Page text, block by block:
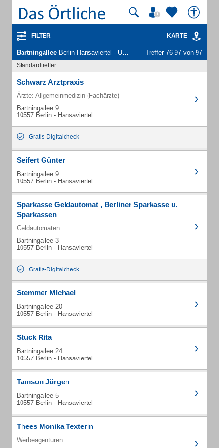
FILTER KARTE
Bartningallee Berlin Hansaviertel - Unternehmen und Personen Treffer 76-97 von 97
Standardtreffer
Schwarz Arztpraxis
Ärzte: Allgemeinmedizin (Fachärzte)
Bartningallee 9
10557 Berlin - Hansaviertel
Gratis-Digitalcheck
Seifert Günter
Bartningallee 9
10557 Berlin - Hansaviertel
Sparkasse Geldautomat , Berliner Sparkasse u.
Sparkassen
Geldautomaten
Bartningallee 3
10557 Berlin - Hansaviertel
Gratis-Digitalcheck
Stemmer Michael
Bartningallee 20
10557 Berlin - Hansaviertel
Stuck Rita
Bartningallee 24
10557 Berlin - Hansaviertel
Tamson Jürgen
Bartningallee 5
10557 Berlin - Hansaviertel
Thees Monika Texterin
Werbeagenturen